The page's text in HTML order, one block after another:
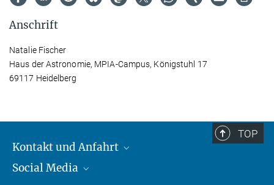
Anschrift
Natalie Fischer
Haus der Astronomie, MPIA-Campus, Königstuhl 17
69117 Heidelberg
TOP
Kontakt und Anfahrt
Kontakt und Anfahrt
Social Media